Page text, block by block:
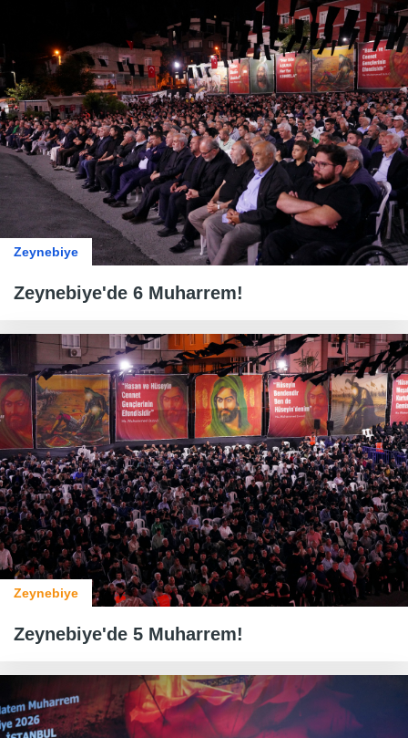
Zeynebiye
Zeynebiye'de 6 Muharrem!
Zeynebiye
Zeynebiye'de 5 Muharrem!